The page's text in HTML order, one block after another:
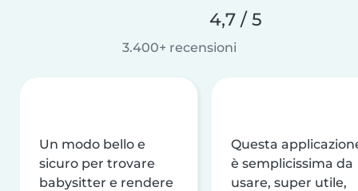
4,7 / 5
3.400+ recensioni
Un modo bello e
sicuro per trovare
babysitter e rendere
Questa
è semplicissima da
usare, super utile,